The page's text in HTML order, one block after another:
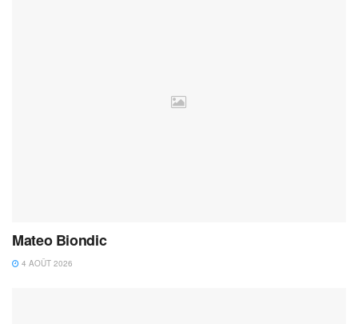
Mateo Biondic
4 AOÛT 2026